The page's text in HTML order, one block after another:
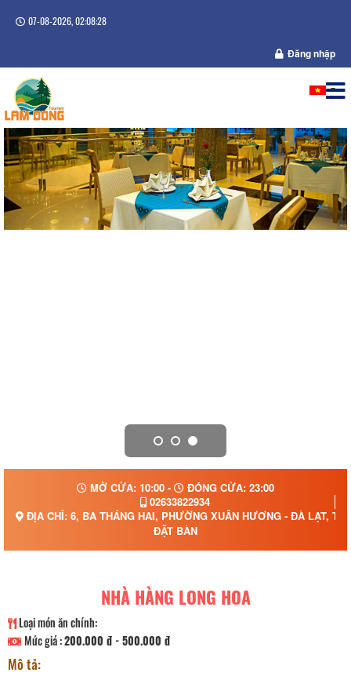
07-08-2026, 02:08:28
Đăng nhập
MỞ CỬA: 10:00 -
ĐÓNG CỬA: 23:00
02633822934
ĐỊA CHỈ: 6, BA THÁNG HAI, PHƯỜNG XUÂN HƯƠNG - ĐÀ LẠT,
ĐẶT BÀN
NHÀ HÀNG LONG HOA
Loại món ăn chính:
Mức giá :200.000 đ - 500.000 đ
Mô tả: